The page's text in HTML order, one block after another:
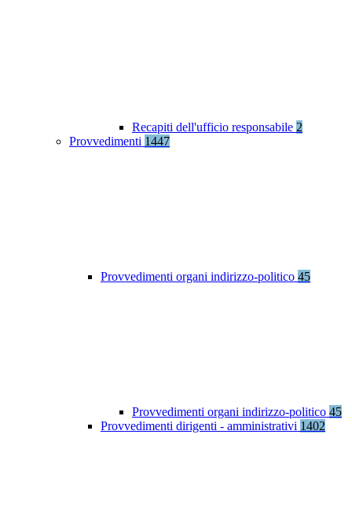
Recapiti dell'ufficio responsabile 2
Provvedimenti 1447
Provvedimenti organi indirizzo-politico 45
Provvedimenti organi indirizzo-politico 45
Provvedimenti dirigenti - amministrativi 1402